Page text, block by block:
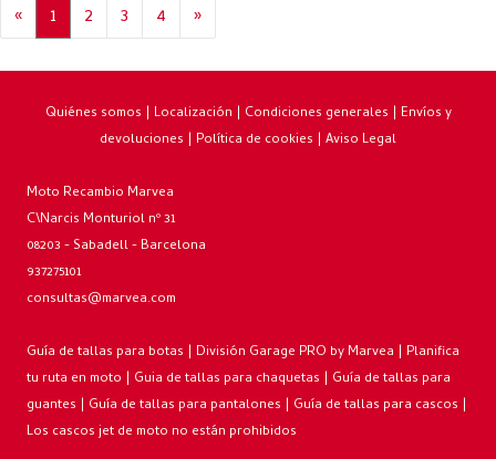
« 1 2 3 4 »
Quiénes somos | Localización | Condiciones generales | Envíos y
devoluciones | Política de cookies | Aviso Legal
Moto Recambio Marvea
C\Narcis Monturiol nº 31
08203 - Sabadell - Barcelona
937275101
consultas@marvea.com
Guía de tallas para botas | División Garage PRO by Marvea | Planifica
tu ruta en moto | Guia de tallas para chaquetas | Guía de tallas para
guantes | Guía de tallas para pantalones | Guía de tallas para cascos |
Los cascos jet de moto no están prohibidos